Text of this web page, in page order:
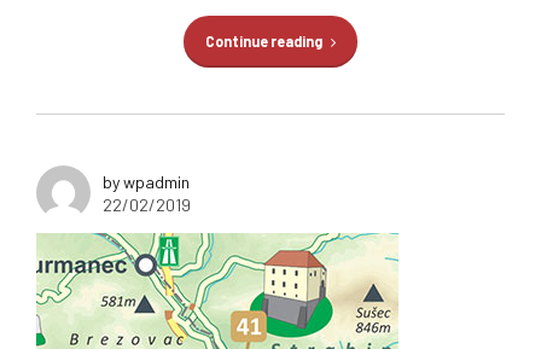
Continue reading
by wpadmin
22/02/2019